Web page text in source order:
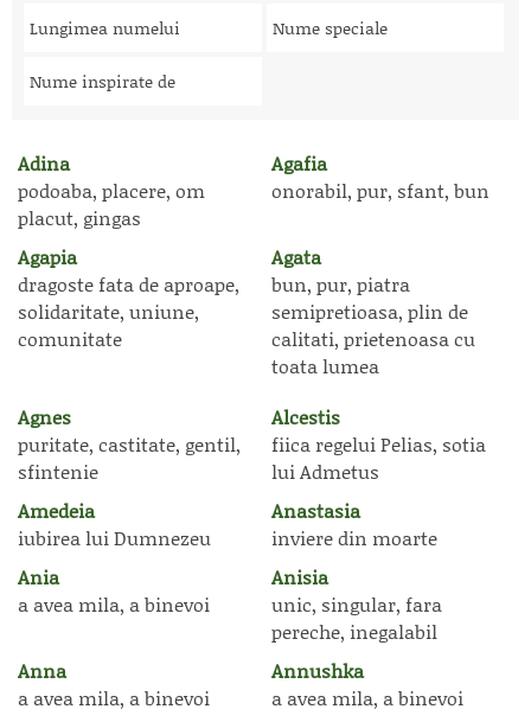
Lungimea numelui Nume speciale
Nume inspirate de
Adina
podoaba, placere, om
placut, gingas
Agafia
onorabil, pur, sfant, bun
Agapia
dragoste fata de aproape,
solidaritate, uniune,
comunitate
Agata
bun, pur, piatra
semipretioasa, plin de
calitati, prietenoasa cu
toata lumea
Agnes
puritate, castitate, gentil,
sfintenie
Alcestis
fiica regelui Pelias, sotia
lui Admetus
Amedeia
iubirea lui Dumnezeu
Anastasia
inviere din moarte
Ania
a avea mila, a binevoi
Anisia
unic, singular, fara
pereche, inegalabil
Anna
a avea mila, a binevoi
Annushka
a avea mila, a binevoi